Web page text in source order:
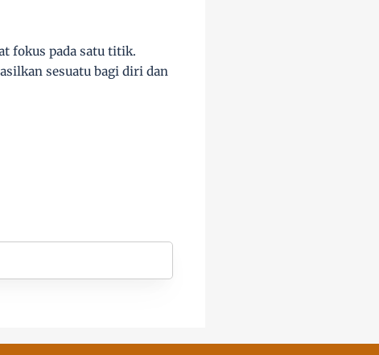
fokus pada satu titik.
sesuatu bagi diri dan